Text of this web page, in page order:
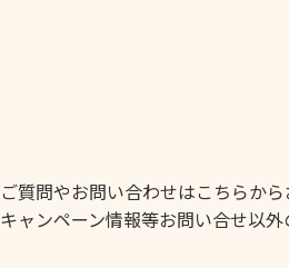
ご質問やお問い合わせはこちらから
キャンペーン情報等お問い合せ以